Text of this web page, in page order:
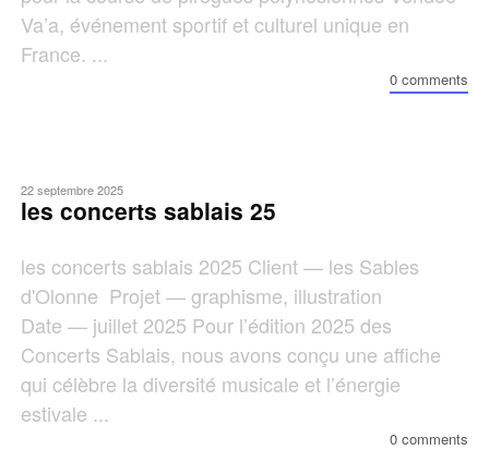
Va’a, événement sportif et culturel unique en
France. ...
0 comments
22 septembre 2025
les concerts sablais 25
les concerts sablais 2025 Client — les Sables
d'Olonne Projet — graphisme, illustration
Date — juillet 2025 Pour l’édition 2025 des
Concerts Sablais, nous avons conçu une affiche
qui célèbre la diversité musicale et l’énergie
estivale ...
0 comments